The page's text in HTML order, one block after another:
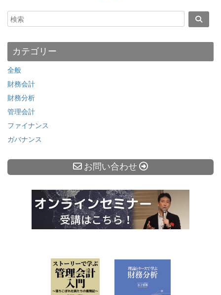
カテゴリー
全般
財務会計
財務分析
管理会計
ファイナンス
ガバナンス
お問い合わせ